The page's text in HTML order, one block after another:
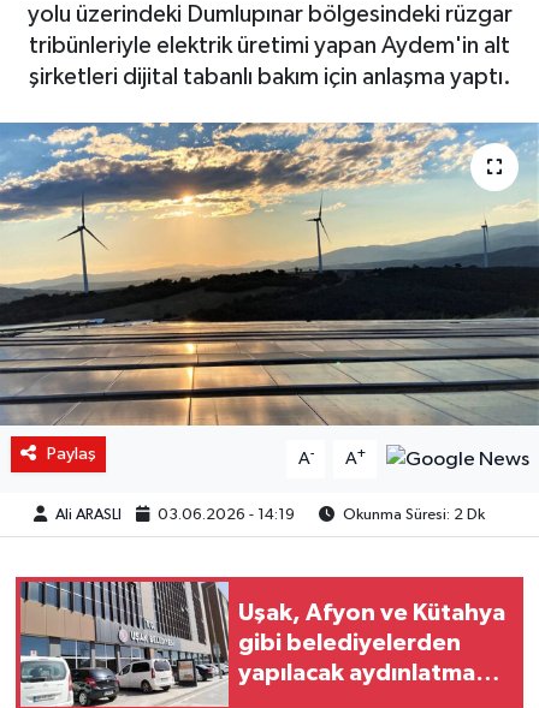
yolu üzerindeki Dumlupınar bölgesindeki rüzgar
tribünleriyle elektrik üretimi yapan Aydem'in alt
şirketleri dijital tabanlı bakım için anlaşma yaptı.
Paylaş A- A+
Ali ARASLI 03.06.2026 - 14:19 Okunma Süresi: 2 Dk
Uşak, Afyon ve Kütahya
gibi belediyelerden
yapılacak aydınlatma